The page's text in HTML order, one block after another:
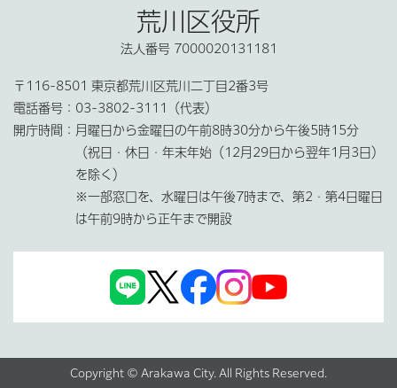
荒川区役所
法人番号 7000020131181
〒116-8501 東京都荒川区荒川二丁目2番3号
電話番号： 03-3802-3111（代表）
開庁時間： 月曜日から金曜日の午前8時30分から午後5時15分
（祝日・休日・年末年始（12月29日から翌年1月3日）
を除く）
※一部窓口を、水曜日は午後7時まで、第2・第4日曜日
は午前9時から正午まで開設
Copyright © Arakawa City. All Rights Reserved.